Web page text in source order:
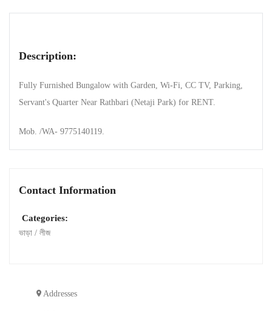
Description:
Fully Furnished Bungalow with Garden, Wi-Fi, CC TV, Parking,
Servant's Quarter Near Rathbari (Netaji Park) for RENT.
Mob. /WA- 9775140119.
Contact Information
Categories:
ভাড়া / লীজ
Addresses